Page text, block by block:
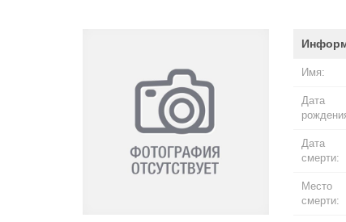
Имя:
Дата
Дата
смерти:
Место
смерти: